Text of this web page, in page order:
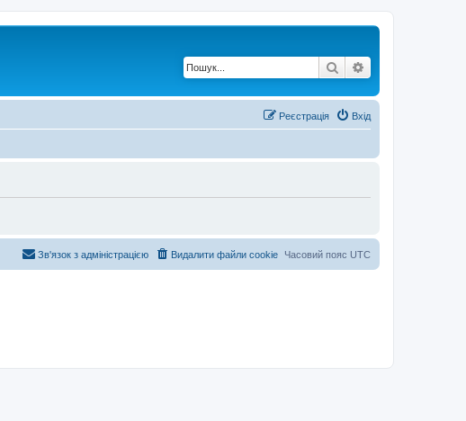
Пошук
Вхід
Реєстрація
Часовий пояс UTC
Видалити файли cookie
Зв'язок з адміністрацією